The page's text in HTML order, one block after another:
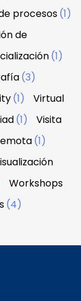
procesos(1)
de
(1)
(3)
(1)
Virtual
(1)
Visita
(1)
Workshops
(4)